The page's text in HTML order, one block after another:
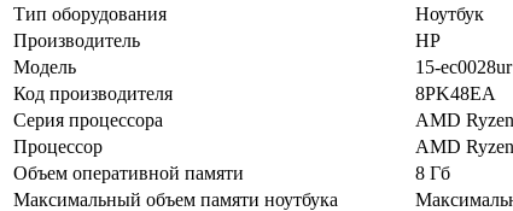
Тип оборудования
Ноутбук
Производитель
HP
Модель
15-ec0028ur
Код производителя
8PK48EA
Серия процессора
AMD Ryzen
Процессор
AMD
Объем оперативной памяти
8 Гб
Максимальный объем памяти ноутбука